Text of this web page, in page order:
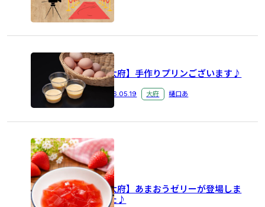
＃ビジネスホテル
イルミネーション
＃紅葉
越前ガニ
#イルミネーション
＃東近江
ロールケーキ
ウィンタースポーツ
東近江市
米原市
＃禁煙
NELL
マットレス
ビジホ
福井駅
どぶろくまつり
大野市 ひなまつり
桜
【大府】手作りプリンございます♪
2026.05.19 大府 樋口あ
【大府】あまおうゼリーが登場しま
した♪